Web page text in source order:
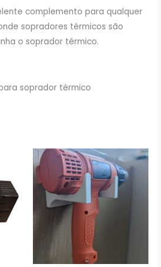
complemento para qualquer
sopradores térmicos são
o soprador térmico.
soprador térmico